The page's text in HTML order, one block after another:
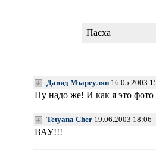
Пасха
Давид Мзареулян 16.05.2003
Ну надо же! И как я это фото
Tetyana Cher 19.06.2003 18:06
ВАУ!!!